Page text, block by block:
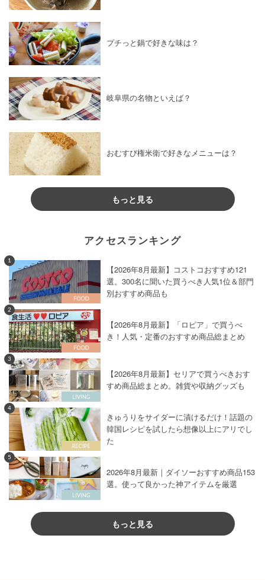
プチっと鍋で好きな味は？
岐阜県の名物といえば？
おむすび権米衛で好きなメニューは？
もっと見る
アクセスランキング
1
【2026年8月最新】コストコおすすめ121
選。300名に聞いた買うべき人気1位＆部門
別おすすめ商品も
2
【2026年8月最新】「ロピア」で買うべ
き！人気・定番のおすすめ商品総まとめ
3
【2026年8月最新】セリアで買うべきおす
すめ商品総まとめ。雑貨や収納グッズも
4
きゅうりをサイダーに漬けるだけ！話題の
韓国レシピを試したら想像以上にアリでし
た
5
2026年8月最新｜ダイソーおすすめ商品153
選。使って良かった神アイテムを厳選
もっと見る